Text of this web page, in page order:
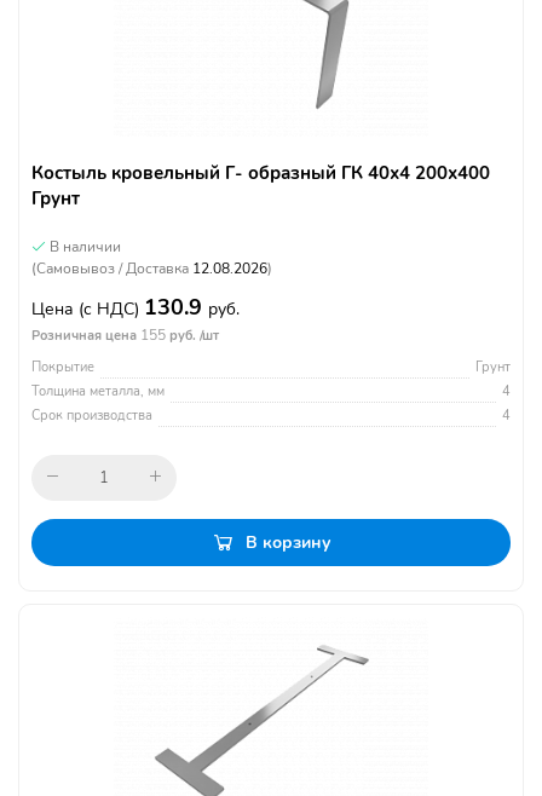
Костыль кровельный Г- образный ГК 40х4 200х400
Грунт
В наличии
(Самовывоз / Доставка 12.08.2026)
Цена (с НДС) 130.9 руб.
Розничная цена 155 руб. /шт
Покрытие
Грунт
Толщина металла, мм
4
Срок производства
4
В корзину